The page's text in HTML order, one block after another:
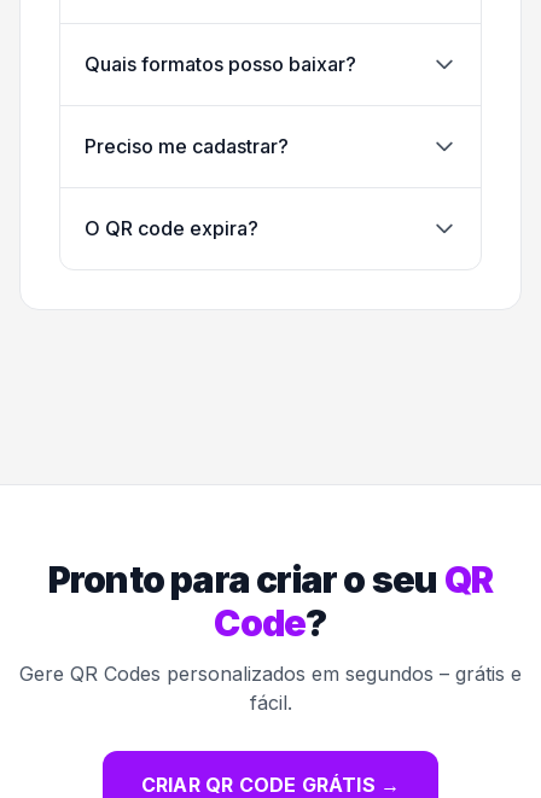
Quais formatos posso baixar?
Preciso me cadastrar?
O QR code expira?
Pronto para criar o seu QR
Code?
Gere QR Codes personalizados em segundos – grátis e
fácil.
CRIAR QR CODE GRÁTIS →